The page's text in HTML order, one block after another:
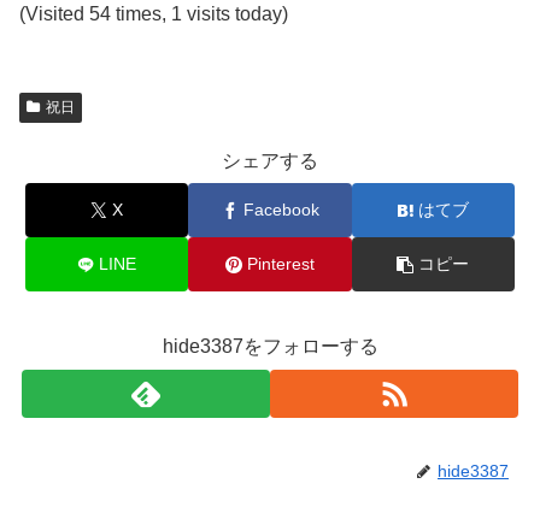
(Visited 54 times, 1 visits today)
祝日
シェアする
X Facebook はてブ
LINE Pinterest コピー
hide3387をフォローする
hide3387